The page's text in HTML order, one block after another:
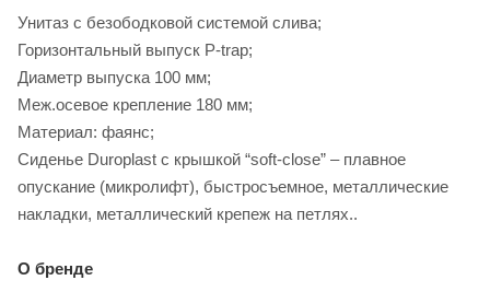
Унитаз с безободковой системой слива;
Горизонтальный выпуск P-trap;
Диаметр выпуска 100 мм;
Меж.осевое крепление 180 мм;
Материал: фаянс;
Сиденье Duroplast с крышкой “soft-close” – плавное
опускание (микролифт), быстросъемное, металлические
накладки, металлический крепеж на петлях..
О бренде